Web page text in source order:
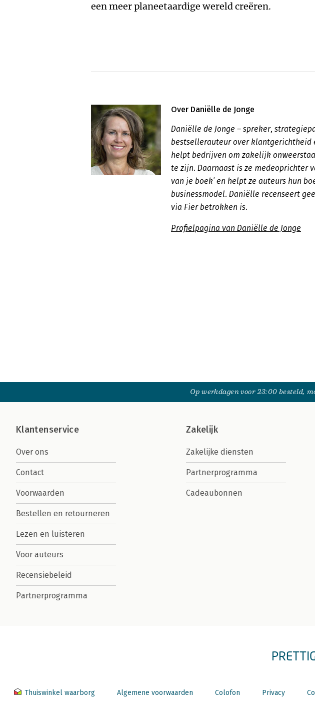
een meer planeetaardige wereld creëren.
Over Daniëlle de Jonge
Daniëlle de Jonge – spreker,
bestsellerauteur over klantgerichtheid
helpt bedrijven om zakelijk
te zijn. Daarnaast is ze medeoprichter
van je boek’ en helpt ze auteurs hun
businessmodel. Daniëlle recenseert
via Fier betrokken is.
Profielpagina van Daniëlle de Jonge
Op werkdagen voor 23:00 besteld,
Klantenservice
Over ons
Contact
Voorwaarden
Bestellen en retourneren
Lezen en luisteren
Voor auteurs
Recensiebeleid
Partnerprogramma
Zakelijk
Zakelijke diensten
Partnerprogramma
Cadeaubonnen
Thuiswinkel waarborg Algemene voorwaarden Colofon Privacy